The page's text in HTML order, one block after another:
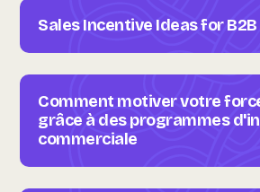
Sales Incentive Ideas for
Comment motiver votre
grâce à des programmes
commerciale